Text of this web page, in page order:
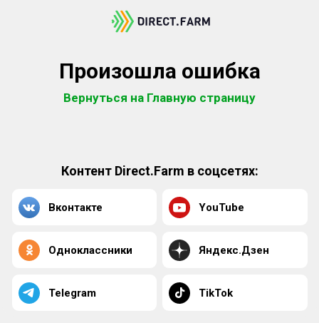
Произошла ошибка
Вернуться на Главную страницу
Контент Direct.Farm в соцсетях:
Вконтакте YouTube
Одноклассники Яндекс.Дзен
Telegram TikTok